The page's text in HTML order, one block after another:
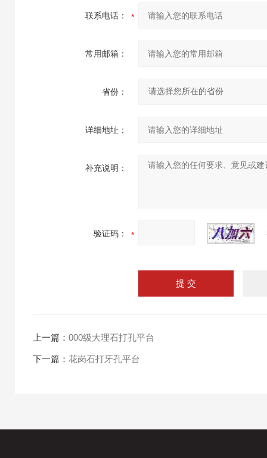
联系电话：
常用邮箱：
省份：
详细地址：
补充说明：
验证码：
上一篇： 000级大理石打孔平台
下一篇： 花岗石打牙孔平台